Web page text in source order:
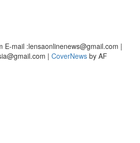
E-mail :lensaonlinenews@gmail.com |
| CoverNews by AF